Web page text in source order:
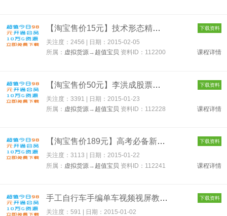
【淘宝售价15元】技术形态精讲 主讲-李华一 112200 下载资料
关注度：2456 | 日期：2015-02-05
所属： 虚拟货源→ 超值宝贝 资料ID：112200 课程详情
【淘宝售价50元】李洪成股票预测高级班 48讲－六爻－周易－实战应... 下载资料
关注度：3391 | 日期： 2015-01-23
所属： 虚拟货源→ 超值宝贝 资料ID：112228 课程详情
【淘宝售价189元】高考必备新版哈三中高考复习资料文科 高考状元... 下载资料
关注度：3113 | 日期：2015-01-22
所属： 虚拟货源→ 超值宝贝 资料ID：112241 课程详情
手工自行车手编单车视频视屏教程哈雷摩托车材料工具特色工艺品 1... 下载资料
关注度：591 | 日期： 2015-01-02